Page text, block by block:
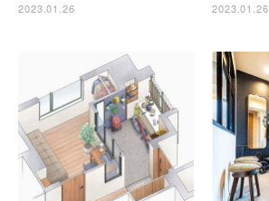
2023.01.26 2023.01.26